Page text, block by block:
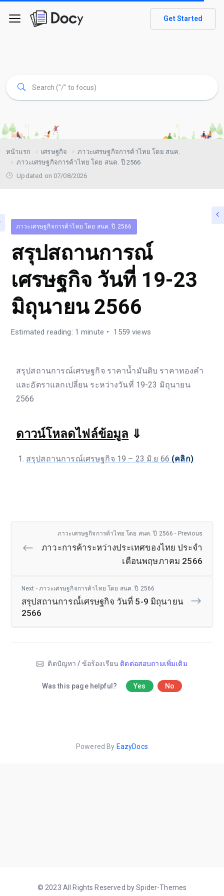
Get Started
หน้าแรก เศรษฐกิจ
ภาวะเศรษฐกิจการค้าไทย โดย สนค.
ภาวะเศรษฐกิจการค้าไทย โดย สนค. ปี 2566
Updated on 07/08/2026
ภาวะเศรษฐกิจการค้าไทย โดย สนค. ปี 2566
สรุปสถานการณ์
เศรษฐกิจ วันที่ 19-23
มิถุนายน 2566
Estimated reading: 1 minute 1559 views
สรุปสถานการณ์เศรษฐกิจ ราคาน้ำมันดิบ ราคาทองคำ
และอัตราแลกเปลี่ยน ระหว่างวันที่ 19-23 มิถุนายน
2566
ดาวน์โหลดไฟล์ข้อมูล ⇓
สรุปสถานการณ์เศรษฐกิจ 19 – 23 มิ.ย 66 (คลิก)
ภาวะเศรษฐกิจการค้าไทย โดย สนค. ปี 2566 - Previous
ภาวะการค้าระหว่างประเทศของไทย ประจำ
เดือนพฤษภาคม 2566
Next - ภาวะเศรษฐกิจการค้าไทย โดย สนค. ปี 2566
สรุปสถานการณ์์เศรษฐกิจ วันที่ 5-9 มิถุนายน
2566
ติดปัญหา / ข้อร้องเรียน ติดต่อสอบถามเพิ่มเติม
Was this page helpful? Yes No
Powered By EazyDocs
© 2023 All Rights Reserved by Spider-Themes